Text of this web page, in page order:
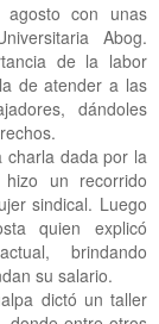
con unas
Abog.
de la labor
de atender a las
dándoles
charla dada por la
un recorrido
sindical. Luego
quien explicó
brindando
su salario.
dictó un taller